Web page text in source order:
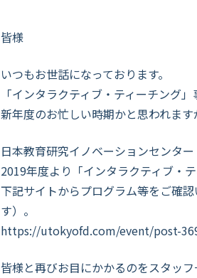
皆様
いつもお世話になっております。
「インタラクティブ・ティーチング」
新年度のお忙しい時期かと思われま
日本教育研究イノベーションセンタ
2019年度より「インタラクティブ・
下記サイトからプログラム等をご確
す）。
https://utokyofd.com/event/post-
皆様と再びお目にかかるのをスタッフ